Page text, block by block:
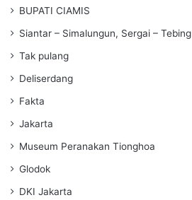
BUPATI CIAMIS
Siantar – Simalungun, Sergai – Tebing
Tak pulang
Deliserdang
Fakta
Jakarta
Museum Peranakan Tionghoa
Glodok
DKI Jakarta